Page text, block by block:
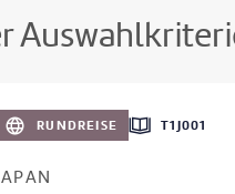
RUNDREISE T1J001